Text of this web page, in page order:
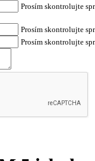
Prosím skontrolujte
Prosím skontrolujte
Prosím skontrolujte